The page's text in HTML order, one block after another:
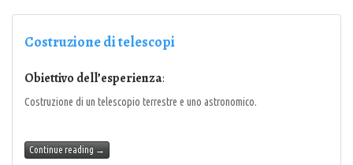
Costruzione di telescopi
Obiettivo dell’esperienza:
Costruzione di un telescopio terrestre e uno astronomico.
Continue reading →